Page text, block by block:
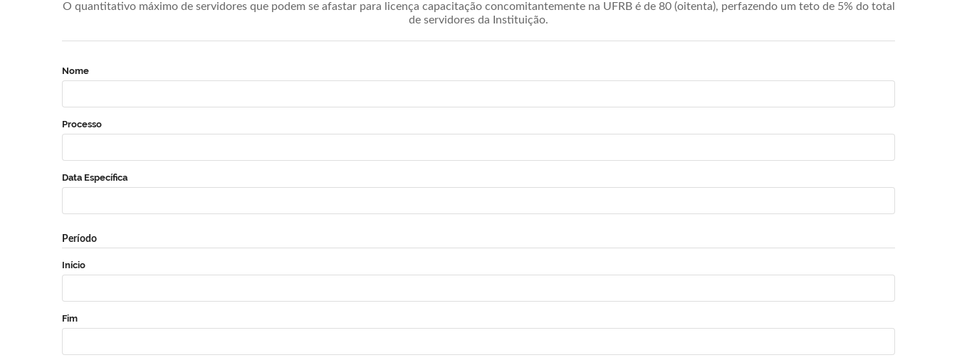
O quantitativo máximo de servidores que podem se afastar para licença capacitação concomitantemente na UFRB é de 80 (oitenta), perfazendo um teto de 5% do total
de servidores da Instituição.
Nome
Processo
Data Específica
Período
Início
Fim